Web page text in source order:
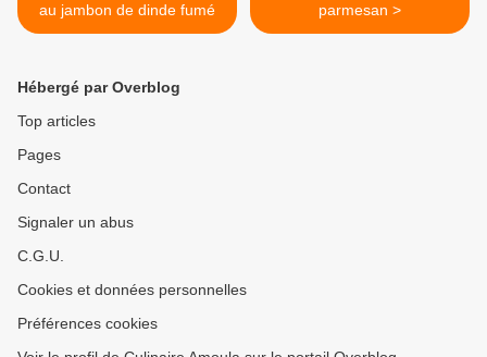
au jambon de dinde fumé
parmesan >
Hébergé par Overblog
Top articles
Pages
Contact
Signaler un abus
C.G.U.
Cookies et données personnelles
Préférences cookies